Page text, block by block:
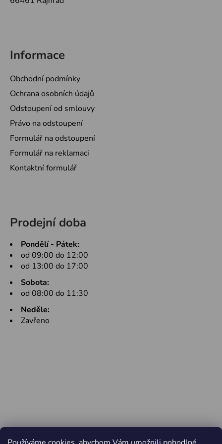
Informace
Obchodní podmínky
Ochrana osobních údajů
Odstoupení od smlouvy
Právo na odstoupení
Formulář na odstoupení
Formulář na reklamaci
Kontaktní formulář
Prodejní doba
Pondělí - Pátek:
od 09:00 do 12:00
od 13:00 do 17:00
Sobota:
od 08:00 do 11:30
Neděle:
Zavřeno